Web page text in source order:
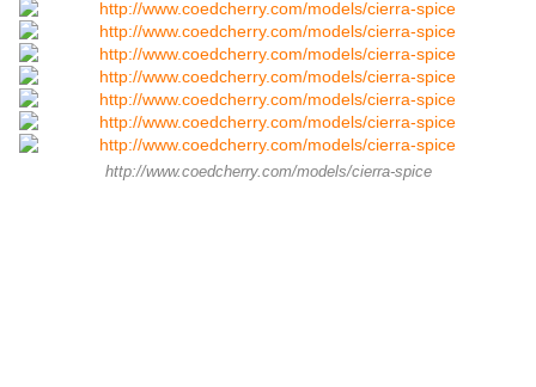
http://www.coedcherry.com/models/cierra-spice